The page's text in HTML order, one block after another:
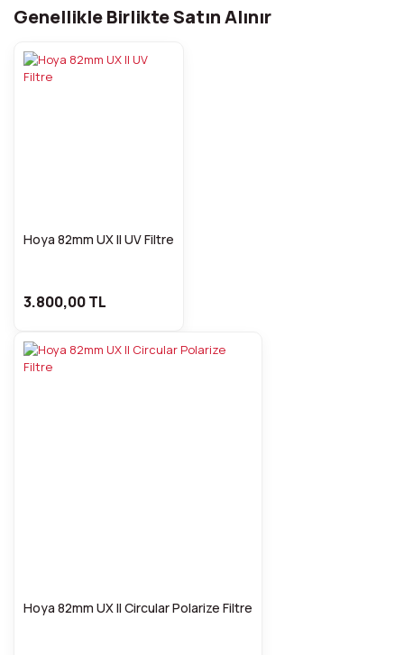
Genellikle Birlikte Satın Alınır
Hoya 82mm UX II UV Filtre
3.800,00 TL
Hoya 82mm UX II Circular Polarize Filtre